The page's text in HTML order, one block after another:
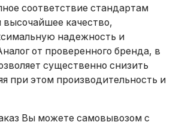
соответствие стандартам
высочайшее качество,
надежность и
от проверенного бренда, в
существенно снизить
при этом производительность и
Вы можете самовывозом с